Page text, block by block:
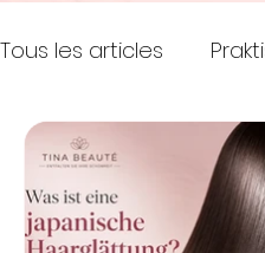
Tous les articles